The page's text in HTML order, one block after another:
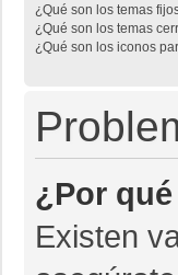
¿Qué son los temas
¿Qué son los temas
¿Qué son los iconos
¿Por
Existen